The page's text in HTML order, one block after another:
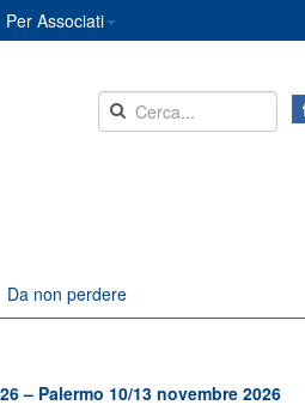
Per Associati
Da non perdere
– Palermo 10/13 novembre 2026